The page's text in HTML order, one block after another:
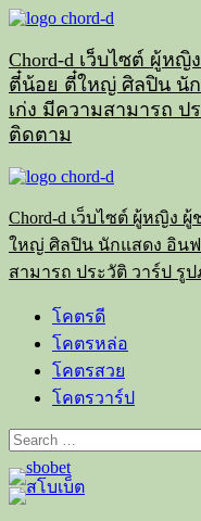
Skip
content
Chord-d เว็บไซต์ ผู้ห
ตี๋น้อย ตี๋ใหญ่ ศิลปิน นัก
เก่ง มีความสามารถ ป
ติดตาม
Primary
Chord-d เว็บไซต์ ผู้หญิง
ใหญ่ ศิลปิน นักแสดง อินฟ
สามารถ ประวัติ วาร์ป รู
โคตรดี
โคตรหล่อ
โคตรสวย
โคตรวาร์ป
Search
for: